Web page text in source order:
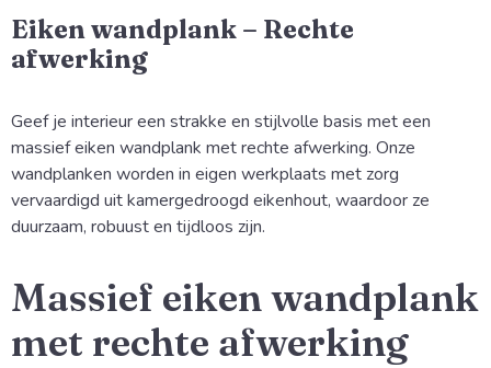
Eiken wandplank – Rechte
afwerking
Geef je interieur een strakke en stijlvolle basis met een
massief eiken wandplank met rechte afwerking. Onze
wandplanken worden in eigen werkplaats met zorg
vervaardigd uit kamergedroogd eikenhout, waardoor ze
duurzaam, robuust en tijdloos zijn.
Massief eiken wandplank
met rechte afwerking